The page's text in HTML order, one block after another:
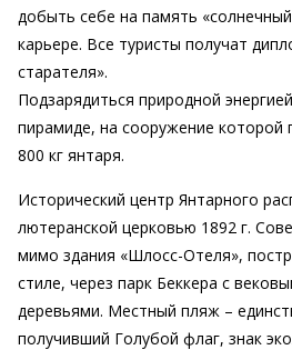
добыть себе на память
карьере. Все туристы получат
старателя».
Подзарядиться природной
пирамиде, на сооружение которой
800 кг янтаря.
Исторический центр Янтарного
лютеранской церковью 1892 г.
мимо здания «Шлосс-Отеля»,
стиле, через парк Беккера с
деревьями. Местный пляж –
получивший Голубой флаг, знак